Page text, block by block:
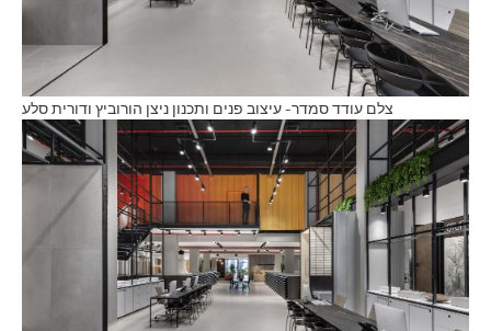
צלם עודד סמדר- עיצוב פנים ותכנון ניצן הורוביץ ודורית סלע